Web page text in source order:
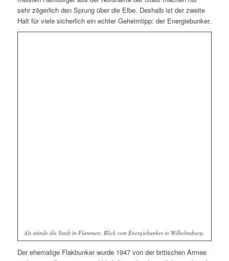
sehr zögerlich den Sprung über die Elbe. Deshalb ist der zweite
Halt für viele sicherlich ein echter Geheimtipp: der Energiebunker.
Als stünde die Stadt in Flammen: Blick vom Energiebunker in Wilhelmsburg.
Der ehemalige Flakbunker wurde 1947 von der britischen Armee